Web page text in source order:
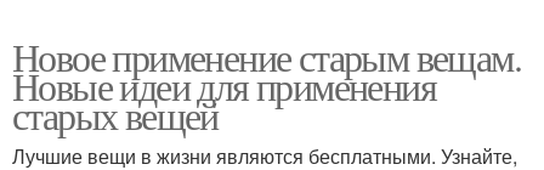
Новое применение старым вещам.
Новые идеи для применения
старых вещей
Лучшие вещи в жизни являются бесплатными. Узнайте,